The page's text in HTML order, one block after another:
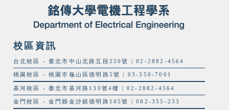
校區資訊
台北校區 - 臺北市中山北路五段250號 | 02-2882-4564
桃園校區 - 桃園市龜山區德明路5號 | 03-350-7001
基河校區 - 臺北市基河路130號4樓 | 02-2882-4564
金門校區 - 金門縣金沙鎮德明路105號 | 082-355-233